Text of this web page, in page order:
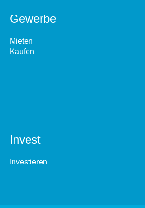
Gewerbe
Mieten
Kaufen
Invest
Investieren